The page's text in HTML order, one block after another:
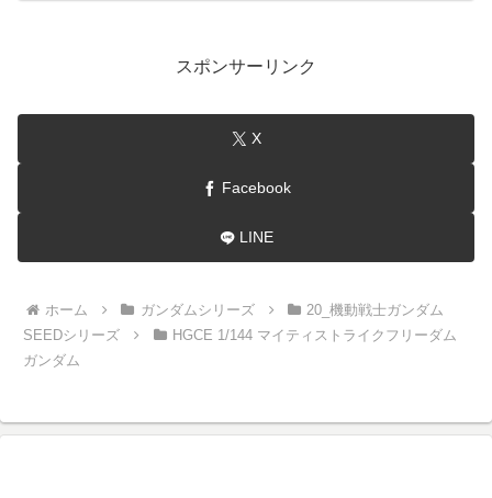
スポンサーリンク
X
Facebook
LINE
ホーム ガンダムシリーズ
20_機動戦士ガンダム
SEEDシリーズ
HGCE 1/144 マイティストライクフリーダム
ガンダム